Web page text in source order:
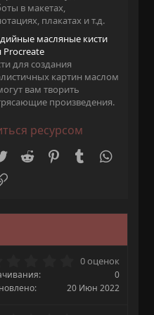
в макетах,
плакатах и т.д.
масляные кисти
Procreate
для создания
картин маслом
вам творить
произведения.
ресурсом
Twitter Reddit PinterestTumblr
почта
0
0
0 оценок
0
20 Июн 2022